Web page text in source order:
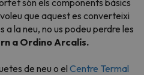
són els components bàsics
que aquest es converteixi
la neu, no us podeu perdre les
a Ordino Arcalís.
de neu o el Centre Termal